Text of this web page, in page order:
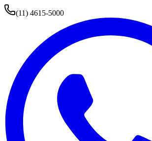
(11) 4615-5000